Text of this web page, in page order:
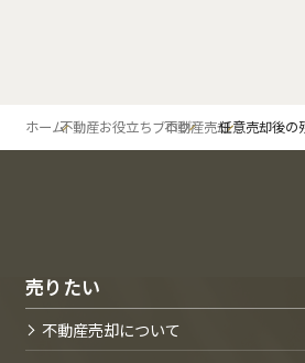
ホーム不動産お役立ちブログ不動産売却
売りたい
不動産売却について